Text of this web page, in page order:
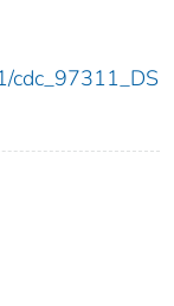
cdc_97311_DS